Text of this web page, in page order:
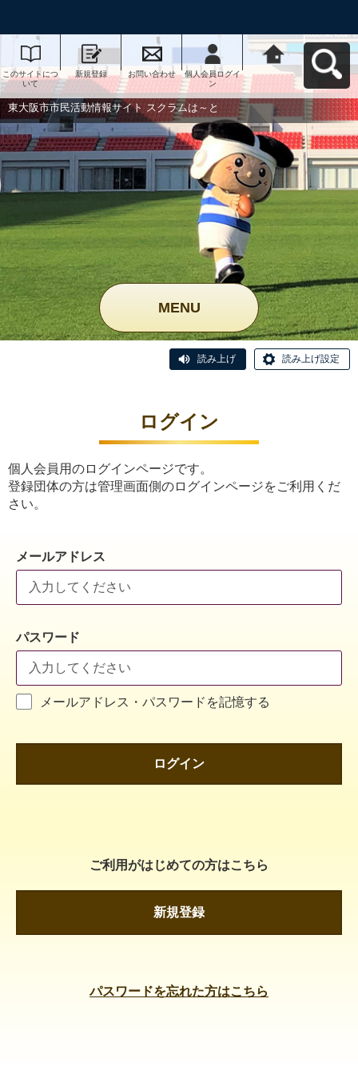
このサイトにつ
いて
新規登録 お問い合わせ
個人会員ログイ
ン
東大阪市市民活
動情報サイト ス
クラムは～とへ
戻る
東大阪市市民活動情報サイト スクラムは～と
MENU
読み上げ 読み上げ設定
ログイン
個人会員用のログインページです。
登録団体の方は管理画面側のログインページをご利用くだ
さい。
メールアドレス
パスワード
メールアドレス・パスワードを記憶する
ログイン
ご利用がはじめての方はこちら
新規登録
パスワードを忘れた方はこちら